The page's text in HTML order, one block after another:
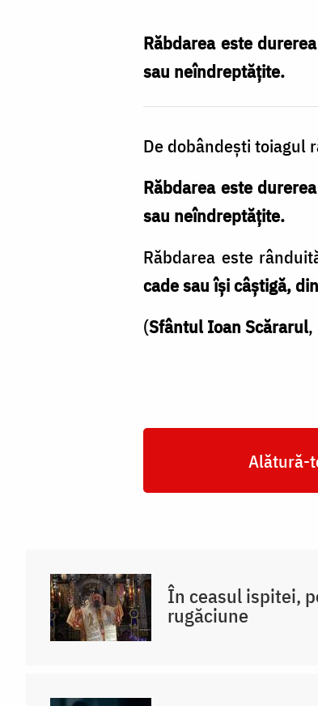
Răbdarea este
sau neîndreptățite.
De dobândești toiagul
Răbdarea este
sau neîndreptățite.
Răbdarea este
cade sau își câștigă,
(Sfântul Ioan Scărarul,
Alătură-
În ceasul ispitei,
rugăciune